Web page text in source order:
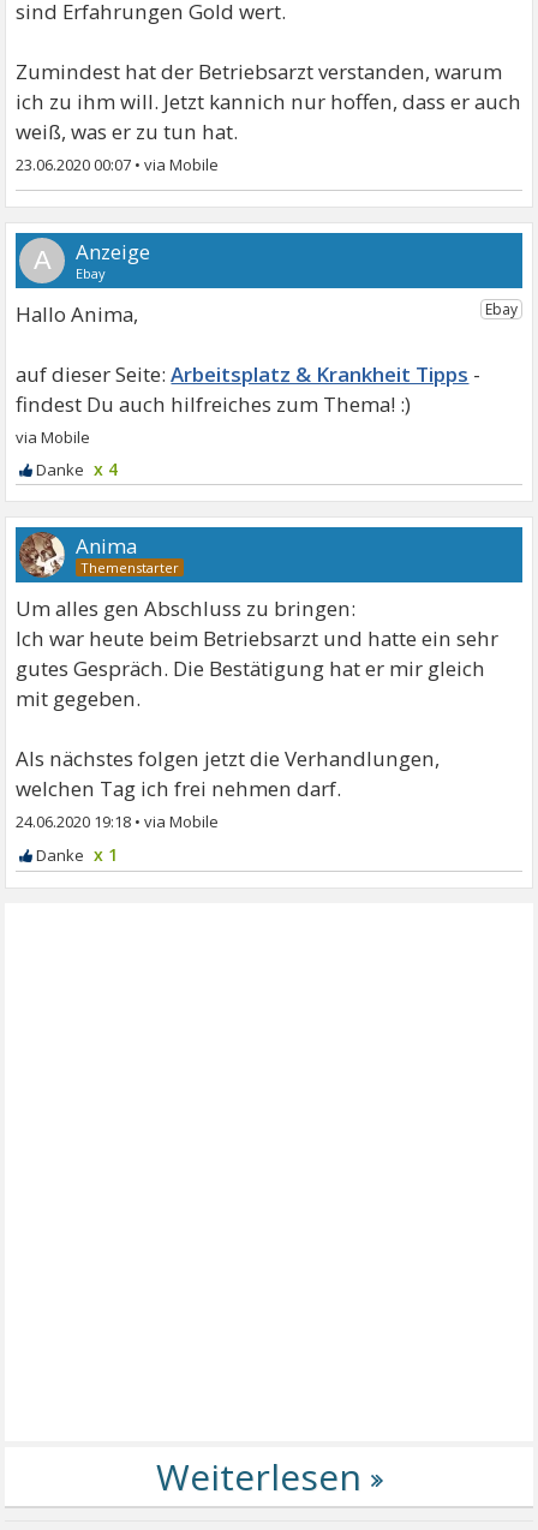
sind Erfahrungen Gold wert.
Zumindest hat der Betriebsarzt verstanden, warum
ich zu ihm will. Jetzt kannich nur hoffen, dass er auch
weiß, was er zu tun hat.
23.06.2020 00:07 •
A
Hallo Anima,
Arbeitsplatz & Krankheit Tipps
x 4
Anima
Um alles gen Abschluss zu bringen:
Ich war heute beim Betriebsarzt und hatte ein sehr
gutes Gespräch. Die Bestätigung hat er mir gleich
mit gegeben.
Als nächstes folgen jetzt die Verhandlungen,
welchen Tag ich frei nehmen darf.
24.06.2020 19:18 •
x 1